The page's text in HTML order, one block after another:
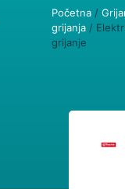
Početna /
grijanja /
grijanje